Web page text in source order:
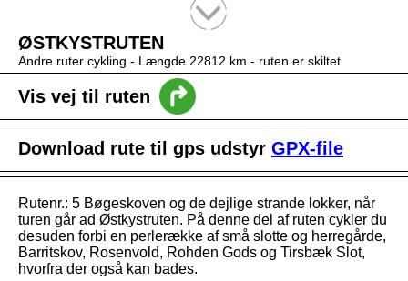
ØSTKYSTRUTEN
Andre ruter cykling - Længde 22812 km - ruten er skiltet
Vis vej til ruten
Download rute til gps udstyr GPX-file
Rutenr.: 5 Bøgeskoven og de dejlige strande lokker, når
turen går ad Østkystruten. På denne del af ruten cykler du
desuden forbi en perlerække af små slotte og herregårde,
Barritskov, Rosenvold, Rohden Gods og Tirsbæk Slot,
hvorfra der også kan bades.